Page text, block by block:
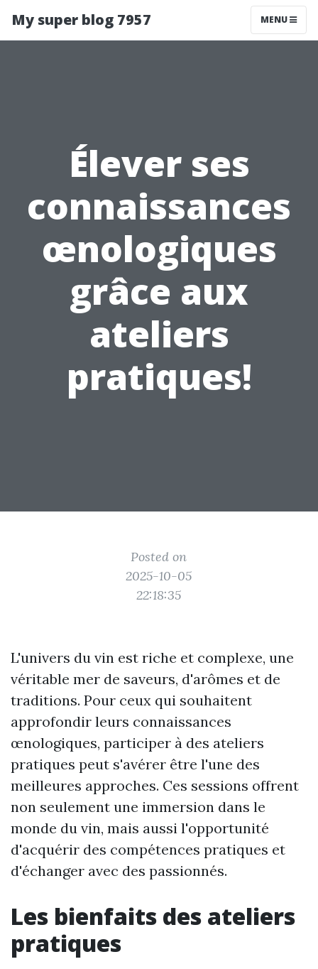
My super blog 7957 MENU
Élever ses
connaissances
œnologiques
grâce aux
ateliers
pratiques!
Posted on
2025-10-05
22:18:35
L'univers du vin est riche et complexe, une
véritable mer de saveurs, d'arômes et de
traditions. Pour ceux qui souhaitent
approfondir leurs connaissances
œnologiques, participer à des ateliers
pratiques peut s'avérer être l'une des
meilleures approches. Ces sessions offrent
non seulement une immersion dans le
monde du vin, mais aussi l'opportunité
d'acquérir des compétences pratiques et
d'échanger avec des passionnés.
Les bienfaits des ateliers
pratiques